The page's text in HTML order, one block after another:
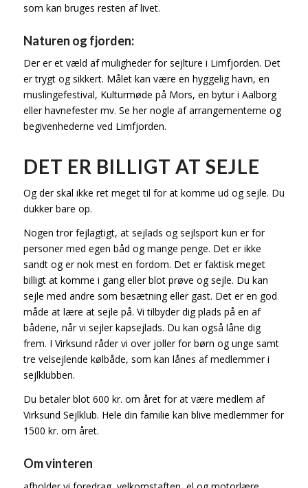
som kan bruges resten af livet.
Naturen og fjorden:
Der er et væld af muligheder for sejlture i Limfjorden. Det
er trygt og sikkert. Målet kan være en hyggelig havn, en
muslingefestival, Kulturmøde på Mors, en bytur i Aalborg
eller havnefester mv. Se her nogle af arrangementerne og
begivenhederne ved Limfjorden.
DET ER BILLIGT AT SEJLE
Og der skal ikke ret meget til for at komme ud og sejle. Du
dukker bare op.
Nogen tror fejlagtigt, at sejlads og sejlsport kun er for
personer med egen båd og mange penge. Det er ikke
sandt og er nok mest en fordom. Det er faktisk meget
billigt at komme i gang eller blot prøve og sejle. Du kan
sejle med andre som besætning eller gast. Det er en god
måde at lære at sejle på. Vi tilbyder dig plads på en af
bådene, når vi sejler kapsejlads. Du kan også låne dig
frem. I Virksund råder vi over joller for børn og unge samt
tre velsejlende kølbåde, som kan lånes af medlemmer i
sejlklubben.
Du betaler blot 600 kr. om året for at være medlem af
Virksund Sejlklub. Hele din familie kan blive medlemmer for
1500 kr. om året.
Om vinteren